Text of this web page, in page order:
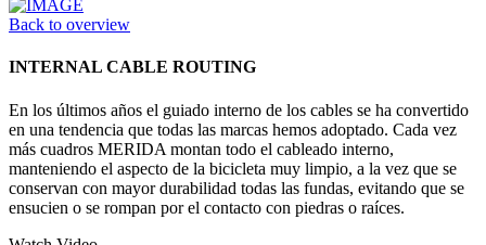
Back to overview
INTERNAL CABLE ROUTING
En los últimos años el guiado interno de los cables se ha convertido
en una tendencia que todas las marcas hemos adoptado. Cada vez
más cuadros MERIDA montan todo el cableado interno,
manteniendo el aspecto de la bicicleta muy limpio, a la vez que se
conservan con mayor durabilidad todas las fundas, evitando que se
ensucien o se rompan por el contacto con piedras o raíces.